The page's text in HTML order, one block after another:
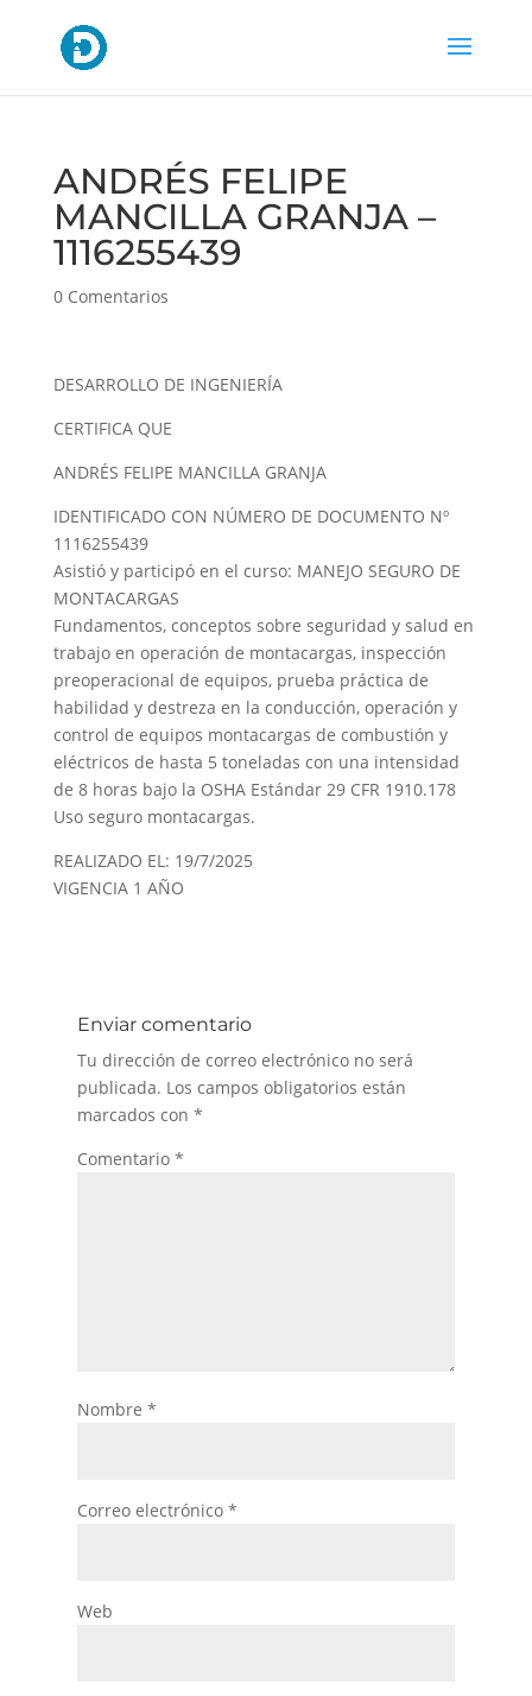
ANDRÉS FELIPE
MANCILLA GRANJA –
1116255439
0 Comentarios
DESARROLLO DE INGENIERÍA
CERTIFICA QUE
ANDRÉS FELIPE MANCILLA GRANJA
IDENTIFICADO CON NÚMERO DE DOCUMENTO Nº
1116255439
Asistió y participó en el curso: MANEJO SEGURO DE
MONTACARGAS
Fundamentos, conceptos sobre seguridad y salud en
trabajo en operación de montacargas, inspección
preoperacional de equipos, prueba práctica de
habilidad y destreza en la conducción, operación y
control de equipos montacargas de combustión y
eléctricos de hasta 5 toneladas con una intensidad
de 8 horas bajo la OSHA Estándar 29 CFR 1910.178
Uso seguro montacargas.
REALIZADO EL: 19/7/2025
VIGENCIA 1 AÑO
Enviar comentario
Tu dirección de correo electrónico no será
publicada. Los campos obligatorios están
marcados con *
Comentario *
Nombre *
Correo electrónico *
Web